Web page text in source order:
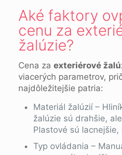
Aké faktory
cenu za
žalúzie?
Cena za exteriérové
viacerých parametrov,
najdôležitejšie patria:
Materiál žalúzií –
žalúzie sú drahšie,
Plastové sú
Typ ovládania –